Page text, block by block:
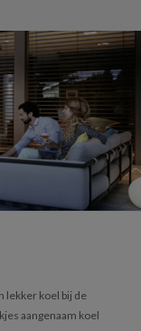
lekker koel bij de
aangenaam koel